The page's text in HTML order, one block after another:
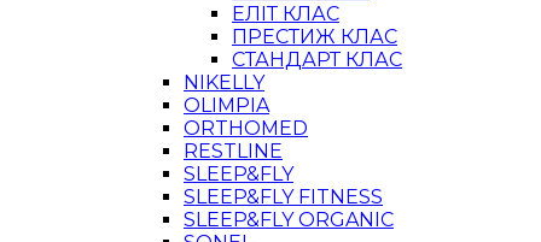
ЕЛІТ КЛАС
ПРЕСТИЖ КЛАС
СТАНДАРТ КЛАС
NIKELLY
OLIMPIA
ORTHOMED
RESTLINE
SLEEP&FLY
SLEEP&FLY FITNESS
SLEEP&FLY ORGANIC